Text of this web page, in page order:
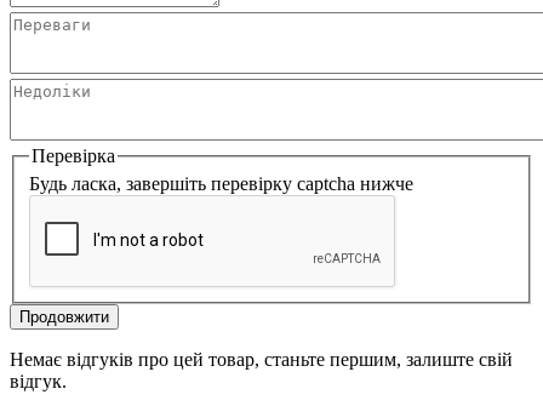
Перевірка
Будь ласка, завершіть перевірку captcha нижче
Продовжити
Немає відгуків про цей товар, станьте першим, залиште свій
відгук.